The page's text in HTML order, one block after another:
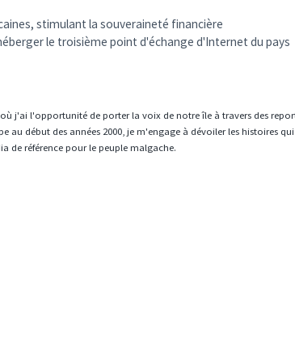
stimulant la souveraineté financière
le troisième point d'échange d'Internet du pays
j'ai l'opportunité de porter la voix de notre île à travers des
début des années 2000, je m'engage à dévoiler les histoires qui
de référence pour le peuple malgache.